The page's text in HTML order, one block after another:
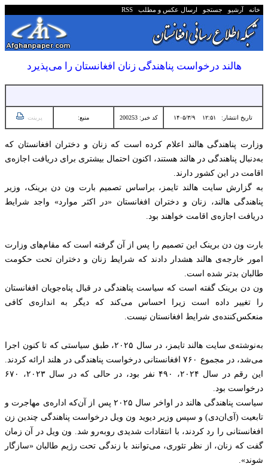
خانه آرشیو جستجو ارسال عکس و مطلب RSS
هالند درخواست پناهندگی زنان افغانستان را می‌پذیرد
تاریخ انتشار: ۱۲:۵۱ ۱۴۰۵/۳/۹ کد خبر: 200253 منبع: پرینت
وزارت پناهندگی هالند اعلام کرده است که زنان و دختران افغانستان که
‏به‌دنبال پناهندگی در هالند هستند، اکنون احتمال بیشتری برای ‏دریافت اجازه‌ی
اقامت در این کشور دارند.
به گزارش سایت هالند تایمز، براساس تصمیم بارت ون دن برینک، ‏وزیر
پناهندگی هالند، زنان و دختران افغانستان «در اکثر موارد» ‏واجد شرایط
دریافت اجازه‌ی اقامت خواهند بود.‏
بارت ون دن برینک این تصمیم را پس از آن گرفته است که مقام‌های ‏وزارت
امور خارجه‌ی هالند هشدار دادند که شرایط زنان و دختران ‏تحت حکومت
طالبان بدتر شده است.‏
ون دن برینک گفته است که سیاست پناهندگی در قبال پناه‌جویان ‏افغانستان
را تغییر داده است زیرا احساس می‌کند که دیگر به اندازه‌ی ‏کافی
منعکس‌کننده‌ی شرایط افغانستان نیست.‏
به‌نوشته‌ی سایت هالند تایمز، در سال ۲۰۲۵، طبق سیاستی که ‏تا کنون اجرا
می‌شد، در مجموع ۷۶۰ افغانستانی درخواست ‏پناهندگی در هلند ارائه کردند.
این رقم در سال ۲۰۲۴، ۴۹۰ نفر ‏بود، در حالی که در سال ۲۰۲۳، ۶۷۰
درخواست بود.‏
سیاست پناهندگی هالند در اواخر سال ۲۰۲۵ پس از آن‌که اداره‌ی ‏مهاجرت و
تابعیت (‏آی‌ان‌دی) و سپس وزیر دیوید ون ویل درخواست ‏پناهندگی چندین زن
افغانستانی را رد کردند، با انتقادات شدیدی ‏روبه‌رو شد. ون ویل در آن زمان
گفت که زنان، از نظر تئوری، ‏می‌توانند با زندگی تحت رژیم طالبان «سازگار
شوند».‏